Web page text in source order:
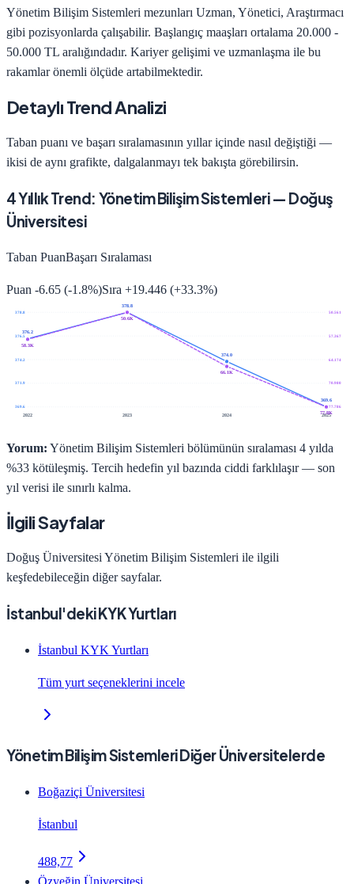
Yönetim Bilişim Sistemleri mezunları Uzman, Yönetici, Araştırmacı
gibi pozisyonlarda çalışabilir. Başlangıç maaşları ortalama 20.000 -
50.000 TL aralığındadır. Kariyer gelişimi ve uzmanlaşma ile bu
rakamlar önemli ölçüde artabilmektedir.
Detaylı Trend Analizi
Taban puanı ve başarı sıralamasının yıllar içinde nasıl değiştiği —
ikisi de aynı grafikte, dalgalanmayı tek bakışta görebilirsin.
4Yıllık Trend: Yönetim Bilişim Sistemleri— Doğuş
Üniversitesi
Taban PuanBaşarı Sıralaması
Puan -6.65 (-1.8%)Sıra +19.446 (+33.3%)
378.8 50.561
376.5 57.367
374.2 64.174
371.9 70.980
369.6
77.786
2022
2023 2024 2025
376.2
378.8
374.0
369.6
58.3K
50.6K
66.1K
77.8K
Yorum: Yönetim Bilişim Sistemleri bölümünün sıralaması 4 yılda
%33 kötüleşmiş. Tercih hedefin yıl bazında ciddi farklılaşır — son
yıl verisi ile sınırlı kalma.
İlgili Sayfalar
Doğuş Üniversitesi Yönetim Bilişim Sistemleri ile ilgili
keşfedebileceğin diğer sayfalar.
İstanbul'deki KYK Yurtları
İstanbul KYK Yurtları
Tüm yurt seçeneklerini incele
Yönetim Bilişim Sistemleri Diğer Üniversitelerde
Boğaziçi Üniversitesi
İstanbul
488,77
Özyeğin Üniversitesi